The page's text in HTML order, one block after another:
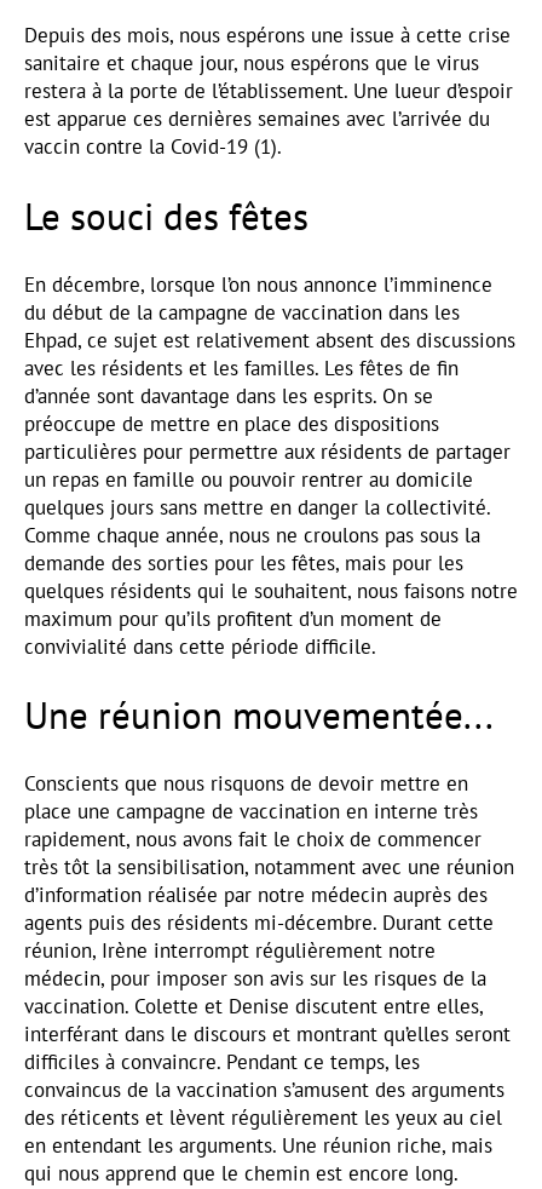
Depuis des mois, nous espérons une issue à cette crise
sanitaire et chaque jour, nous espérons que le virus
restera à la porte de l’établissement. Une lueur d’espoir
est apparue ces dernières semaines avec l’arrivée du
vaccin contre la Covid-19 (1).
Le souci des fêtes
En décembre, lorsque l’on nous annonce l’imminence
du début de la campagne de vaccination dans les
Ehpad, ce sujet est relativement absent des discussions
avec les résidents et les familles. Les fêtes de fin
d’année sont davantage dans les esprits. On se
préoccupe de mettre en place des dispositions
particulières pour permettre aux résidents de partager
un repas en famille ou pouvoir rentrer au domicile
quelques jours sans mettre en danger la collectivité.
Comme chaque année, nous ne croulons pas sous la
demande des sorties pour les fêtes, mais pour les
quelques résidents qui le souhaitent, nous faisons notre
maximum pour qu’ils profitent d’un moment de
convivialité dans cette période difficile.
Une réunion mouvementée...
Conscients que nous risquons de devoir mettre en
place une campagne de vaccination en interne très
rapidement, nous avons fait le choix de commencer
très tôt la sensibilisation, notamment avec une réunion
d’information réalisée par notre médecin auprès des
agents puis des résidents mi-décembre. Durant cette
réunion, Irène interrompt régulièrement notre
médecin, pour imposer son avis sur les risques de la
vaccination. Colette et Denise discutent entre elles,
interférant dans le discours et montrant qu’elles seront
difficiles à convaincre. Pendant ce temps, les
convaincus de la vaccination s’amusent des arguments
des réticents et lèvent régulièrement les yeux au ciel
en entendant les arguments. Une réunion riche, mais
qui nous apprend que le chemin est encore long.